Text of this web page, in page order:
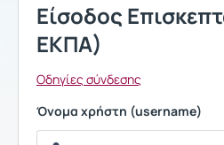
Είσοδος
ΕΚΠΑ)
Οδηγίες σύνδεσης
Όνομα χρήστη (username)